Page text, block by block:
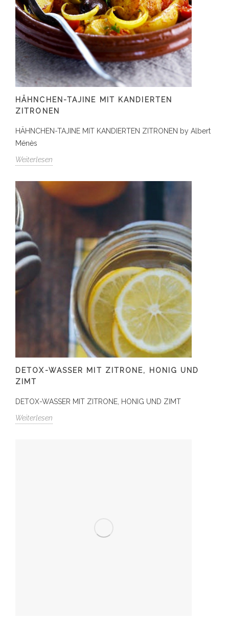
HÄHNCHEN-TAJINE MIT KANDIERTEN
ZITRONEN
HÄHNCHEN-TAJINE MIT KANDIERTEN ZITRONEN by Albert
Ménès
Weiterlesen
DETOX-WASSER MIT ZITRONE, HONIG UND
ZIMT
DETOX-WASSER MIT ZITRONE, HONIG UND ZIMT
Weiterlesen